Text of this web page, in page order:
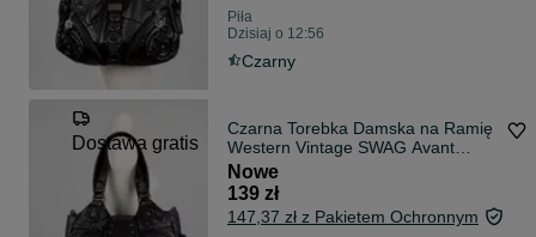
Piła
Dzisiaj o 12:56
Czarny
Dostawa gratis
Czarna Torebka Damska na Ramię
Western Vintage SWAG Avant
Garde Srebrne Detale Kieszenie
Dodatkowy Pasek + Gratis
Bransoletka
Nowe
139 zł
147,37 zł z Pakietem Ochronnym